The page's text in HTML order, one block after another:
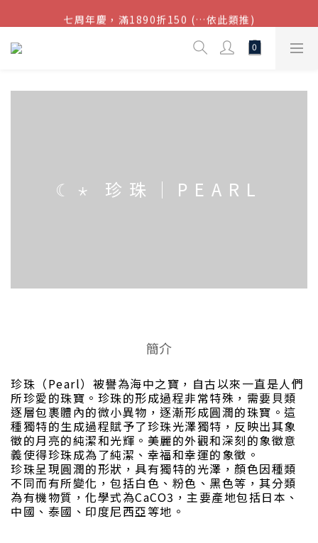
結帳金額滿$1080超取免運
七周年慶，滿1890折150 (…依此類推)
點我加入官方LINE帳號，獲得50元現金券
☾⋆ 珍珠｜PEARL
簡介
珍珠（Pearl）被譽為海中之寶，自古以來一直是人們
所珍愛的珠寶。珍珠的形成過程非常特殊，需要貝類
逐層包裹體內的微小異物，逐漸形成圓潤的珠寶。這
種獨特的生成過程賦予了珍珠光澤獨特，反映出其象
徵的月亮的純潔和光輝。美麗的外觀和深刻的象徵意
義使得珍珠成為了純潔、幸福和幸運的象徵。
珍珠呈現圓潤的形狀，具有獨特的光澤，顏色因種類
不同而有所變化，包括白色、粉色、黑色等，其分類
為有機物質，化學式為CaCO3，主要產地包括日本、
中國、泰國、印度尼西亞等地。